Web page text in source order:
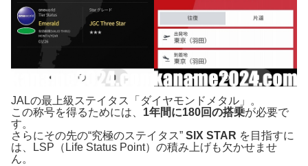
JALの最上級ステイタス「ダイヤモンドメタル」。
この称号を得るためには、 1年間に180回の搭乗が必要で
す。
さらにその先の“究極のステイタス” SIX STAR を目指すに
は、LSP（Life Status Point）の積み上げも欠かせませ
ん。